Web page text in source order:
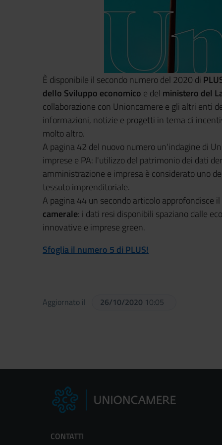
È disponibile il secondo numero del 2020 di
dello Sviluppo economico e del ministero del
collaborazione con Unioncamere e gli altri enti
informazioni, notizie e progetti in tema di
molto altro.
A pagina 42 del nuovo numero un'indagine di
imprese e PA: l'utilizzo del patrimonio dei dati
amministrazione e impresa è considerato uno
tessuto imprenditoriale.
A pagina 44 un secondo articolo approfondisce
camerale: i dati resi disponibili spaziano dalle
innovative e imprese green.
Sfoglia il numero 5 di PLUS!
Aggiornato il 26/10/2020 10:05
CONTATTI